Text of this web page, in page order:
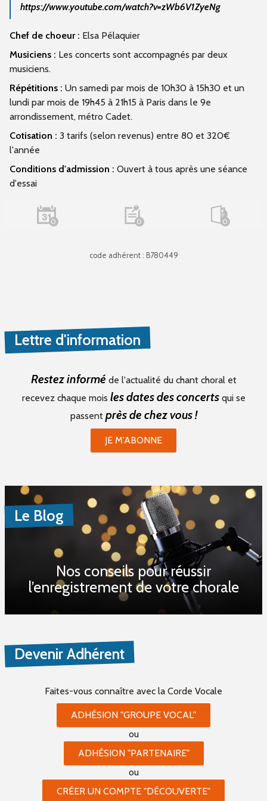
https://www.youtube.com/watch?v=zWb6V1ZyeNg
Chef de choeur : Elsa Pélaquier
Musiciens : Les concerts sont accompagnés par deux
musiciens.
Répétitions : Un samedi par mois de 10h30 à 15h30 et un
lundi par mois de 19h45 à 21h15 à Paris dans le 9e
arrondissement, métro Cadet.
Cotisation : 3 tarifs (selon revenus) entre 80 et 320€
l'année
Conditions d'admission : Ouvert à tous après une séance
d'essai
0 0 0
code adhérent : B780449
Lettre d'information
Restez informé de l'actualité du chant choral et
recevez chaque mois les dates des concertsqui se
passent près de chez vous !
JE M'ABONNE
Le Blog
Nos conseils pour réussir
l’enregistrement de votre chorale
Devenir Adhérent
Faites-vous connaître avec la Corde Vocale
ADHÉSION "GROUPE VOCAL"
ou
ADHÉSION "PARTENAIRE"
ou
CRÉER UN COMPTE "DÉCOUVERTE"